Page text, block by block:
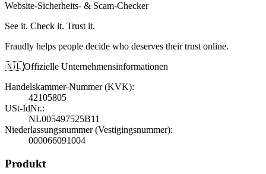
Website-Sicherheits- & Scam-Checker
See it. Check it. Trust it.
Fraudly helps people decide who deserves their trust online.
🇳🇱Offizielle Unternehmensinformationen
Handelskammer-Nummer (KVK):
42105805
USt-IdNr.:
NL005497525B11
Niederlassungsnummer (Vestigingsnummer):
000066091004
Produkt